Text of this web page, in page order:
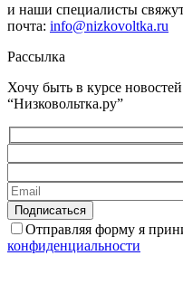
и наши специалисты
почта: info@nizkovoltka.ru
Рассылка
Хочу быть в курсе
“Низковольтка.ру”
Отправляя форму я
конфиденциальности